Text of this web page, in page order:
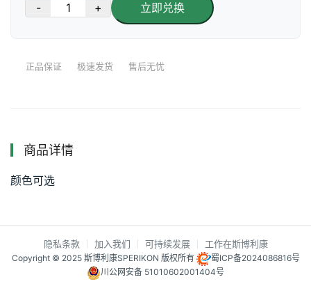
- + 立即兑换
正品保证 极速发货 售后无忧
商品详情
颜色可选
隐私条款 加入我们 可持续发展 工作在斯博利康
Copyright © 2025 斯博利康SPERIKON 版权所有
蜀ICP备2024086816号
川公网安备 51010602001404号